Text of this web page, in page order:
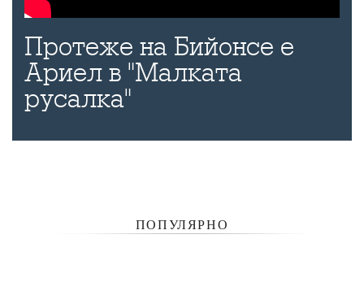
Протеже на Бийонсе е
Ариел в "Малката
русалка"
ПОПУЛЯРНО